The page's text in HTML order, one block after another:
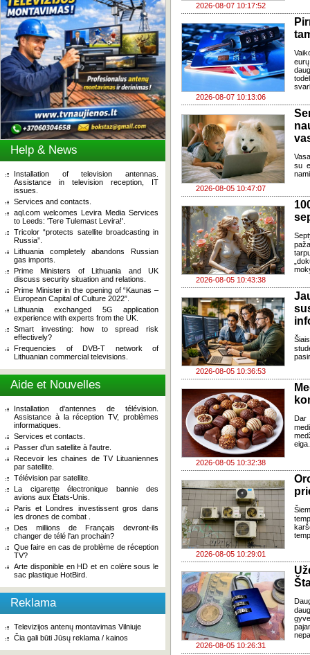
Help & News
Installation of television antennas.
Assistance in television reception, IT
issues.
Services and contacts.
aql.com welcomes Levira Media Services
to Leeds: 'Tere Tulemast Levira!'.
Tricolor “protects satellite broadcasting in
Russia”.
Lithuania completely abandons Russian
gas imports.
Prime Ministers of Lithuania and UK
discuss security situation and relations.
Prime Minister in the opening of “Kaunas –
European Capital of Culture 2022”.
Lithuania exchanged 5G application
experience with experts from the UK.
Smart investing: how to spread risk
effectively?
Frequencies of DVB-T network of
Lithuanian commercial televisions.
Aide et Nouvelles
Installation d'antennes de télévision.
Assistance à la réception TV, problèmes
informatiques.
Services et contacts.
Passer d'un satellite à l'autre.
Recevoir les chaines de TV Lituaniennes
par satellite.
Télévision par satellite.
La cigarette électronique bannie des
avions aux États-Unis.
Paris et Londres investissent gros dans
les drones de combat .
Des millions de Français devront-ils
changer de télé l'an prochain?
Que faire en cas de problème de réception
TV?
Arte disponible en HD et en colère sous le
sac plastique HotBird.
Reklama
Televizijos antenų montavimas Vilniuje
Čia gali būti Jūsų reklama / kainos
2026-08-07 10:17:52
2026-08-07 10:13:06
2026-08-05 10:47:07
su
2026-08-05 10:43:38
2026-08-05 10:36:53
2026-08-05 10:32:38
Dar
2026-08-05 10:29:01
2026-08-05 10:26:31